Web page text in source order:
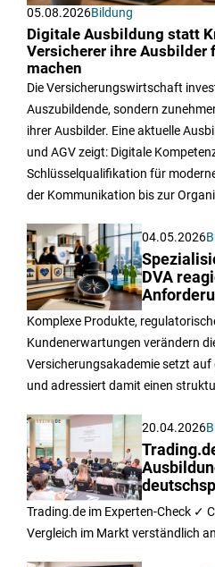
05.08.2026Bildung
Digitale Ausbildung statt
Versicherer ihre Ausbilder
machen
Die Versicherungswirtschaft
Auszubildende, sondern
ihrer Ausbilder. Eine aktuelle
und AGV zeigt: Digitale
Schlüsselqualifikation für
der Kommunikation bis zur
04.05.2026
DVA
Komplexe Produkte,
Kundenerwartungen verändern
Versicherungsakademie setzt auf
und adressiert damit einen
20.04.2026
Trading.de im Experten-Check ✓
Vergleich im Markt verständlich